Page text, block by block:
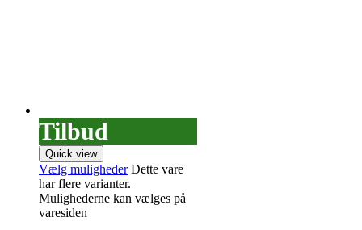
Tilbud
Quick view
Vælg muligheder Dette vare
har flere varianter.
Mulighederne kan vælges på
varesiden